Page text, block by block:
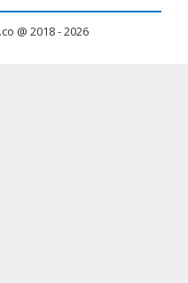
@ 2018 -2026